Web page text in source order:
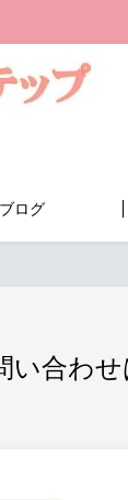
ブログ
い合わ